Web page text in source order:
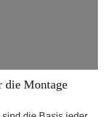
die Montage